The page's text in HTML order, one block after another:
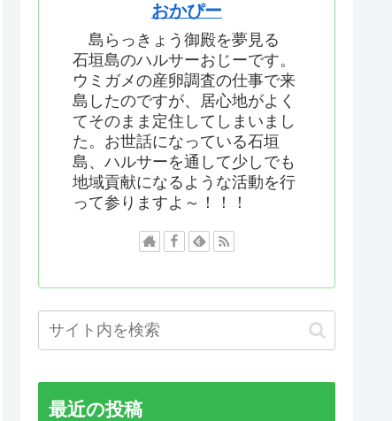
おかぴー
島らっきょう御殿を夢見る
石垣島のハルサーおじーです。
ウミガメの産卵調査の仕事で来
島したのですが、居心地がよく
てそのまま定住してしまいまし
た。お世話になっている石垣
島、ハルサーを通して少しでも
地域貢献になるような活動を行
って参りますよ～！！！
最近の投稿